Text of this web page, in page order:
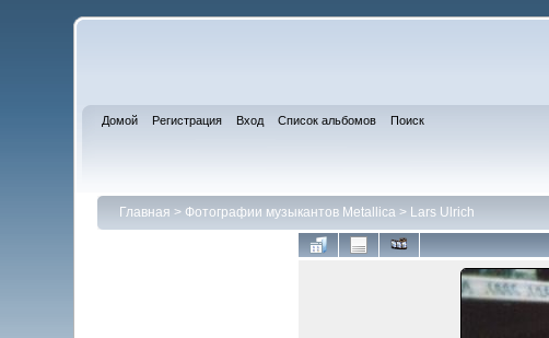
Домой Регистрация Вход Список альбомов Поиск
Главная > Фотографии музыкантов Metallica> Lars Ulrich